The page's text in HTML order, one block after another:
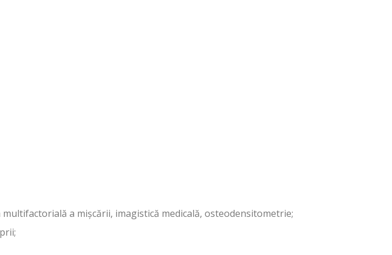
a mișcării, imagistică medicală, osteodensitometrie;